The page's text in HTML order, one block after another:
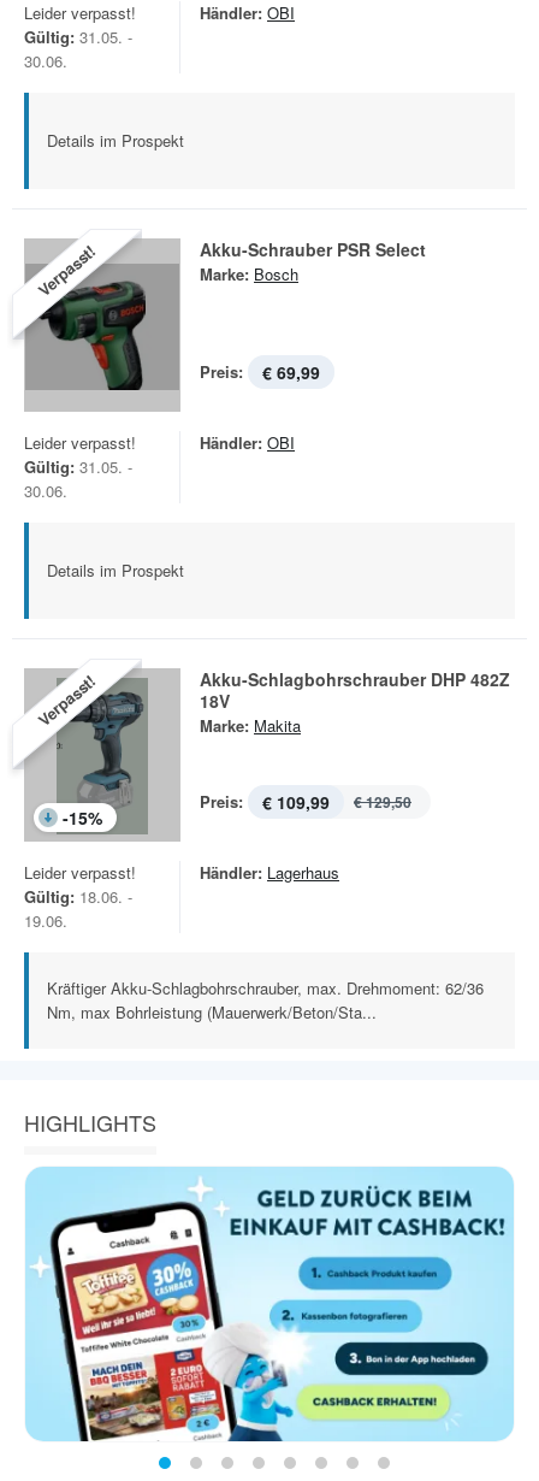
Leider verpasst!
Gültig: 31.05. -
30.06.
Händler: OBI
Details im Prospekt
Verpasst! Akku-Schrauber PSR Select
Marke: Bosch
Preis: € 69,99
Leider verpasst!
Gültig: 31.05. -
30.06.
Händler: OBI
Details im Prospekt
Verpasst!
-15%
Akku-Schlagbohrschrauber DHP 482Z
18V
Marke: Makita
Preis: € 109,99 € 129,50
Leider verpasst!
Gültig: 18.06. -
19.06.
Händler: Lagerhaus
Kräftiger Akku-Schlagbohrschrauber, max. Drehmoment: 62/36
Nm, max Bohrleistung (Mauerwerk/Beton/Sta...
HIGHLIGHTS